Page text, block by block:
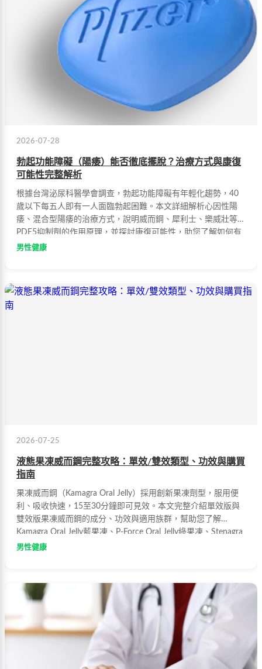
2026-07-28
勃起功能障礙（陽痿）能否徹底擺脫？治療方式與康復
可能性完整解析
根據台灣泌尿科醫學會調查，勃起功能障礙有年輕化趨勢，40
歲以下每五人即有一人面臨勃起困難。本文詳細解析心因性陽
痿、混合型陽痿的治療方式，說明威而鋼、犀利士、樂威壯等
PDE5抑制劑的作用原理，並探討康復可能性，助您了解如何有
效改善勃起功能障礙。
男性健康
2026-07-25
液態果凍威而鋼完整攻略：單效/雙效類型、功效與購買
指南
果凍威而鋼（Kamagra Oral Jelly）採用創新果凍劑型，服用便
利、吸收快速，15至30分鐘即可見效。本文完整介紹單效版與
雙效版果凍威而鋼的成分、功效與適用族群，幫助您了解
Kamagra Oral Jelly藍果凍、P-Force Oral Jelly綠果凍、Stenagra
藍鑽果凍等產品的差異，並提供正規購買管道建議，避開假藥陷
男性健康